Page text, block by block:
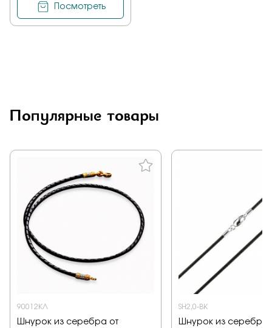
Посмотреть
Популярные товары
90012КЛ
Шнурок из серебра от
SH2,0-BK
Шнурок из серебра